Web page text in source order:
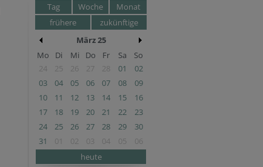
Tag Woche
Monat
frühere
zukünftige
März 25
Mo
Di Mi Do Fr Sa
So
24
25 26 27 28 01
02
03
04 05 06 07 08
09
10
11 12 13 14 15
16
17
18 19 20 21 22
23
24
25 26 27 28 29
30
31
01 02 03 04 05
06
heute